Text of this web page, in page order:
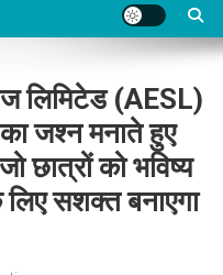
लिमिटेड (AESL)
जश्न मनाते हुए
छात्रों को भविष्य
सशक्त बनाएगा